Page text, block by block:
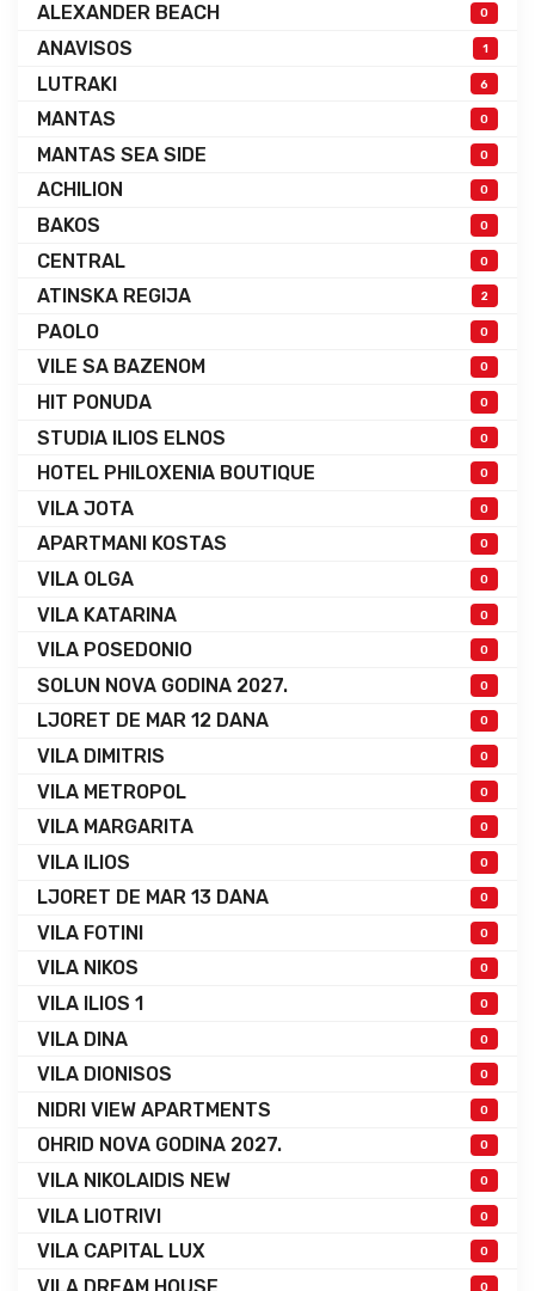
ALEXANDER BEACH 0
ANAVISOS 1
LUTRAKI 6
MANTAS 0
MANTAS SEA SIDE 0
ACHILION 0
BAKOS 0
CENTRAL 0
ATINSKA REGIJA 2
PAOLO 0
VILE SA BAZENOM 0
HIT PONUDA 0
STUDIA ILIOS ELNOS 0
HOTEL PHILOXENIA BOUTIQUE 0
VILA JOTA 0
APARTMANI KOSTAS 0
VILA OLGA 0
VILA KATARINA 0
VILA POSEDONIO 0
SOLUN NOVA GODINA 2027. 0
LJORET DE MAR 12 DANA 0
VILA DIMITRIS 0
VILA METROPOL 0
VILA MARGARITA 0
VILA ILIOS 0
LJORET DE MAR 13 DANA 0
VILA FOTINI 0
VILA NIKOS 0
VILA ILIOS 1 0
VILA DINA 0
VILA DIONISOS 0
NIDRI VIEW APARTMENTS 0
OHRID NOVA GODINA 2027. 0
VILA NIKOLAIDIS NEW 0
VILA LIOTRIVI 0
VILA CAPITAL LUX 0
0